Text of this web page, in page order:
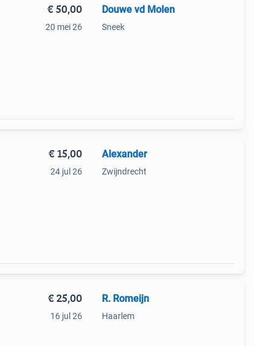
€ 50,00
20 mei 26
Douwe vd Molen
Sneek
€ 15,00
24 jul 26
Alexander
Zwijndrecht
€ 25,00
16 jul 26
R. Romeijn
Haarlem